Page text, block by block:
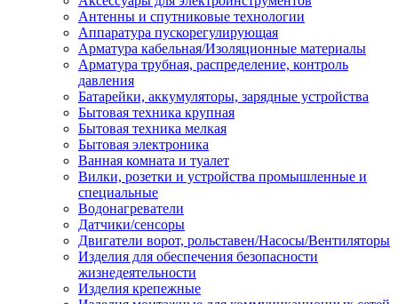
Антенны и спутниковые технологии
Аппаратура пускорегулирующая
Арматура кабельная/Изоляционные материалы
Арматура трубная, распределение, контроль
давления
Батарейки, аккумуляторы, зарядные устройства
Бытовая техника крупная
Бытовая техника мелкая
Бытовая электроника
Ванная комната и туалет
Вилки, розетки и устройства промышленные и
специальные
Водонагреватели
Датчики/сенсоры
Двигатели ворот, рольставен/Насосы/Вентиляторы
Изделия для обеспечения безопасности
жизнедеятельности
Изделия крепежные